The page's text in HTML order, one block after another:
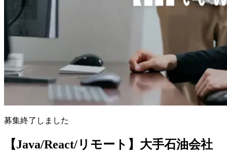
募集終了しました
【Java/React/リモート】大手石油会社